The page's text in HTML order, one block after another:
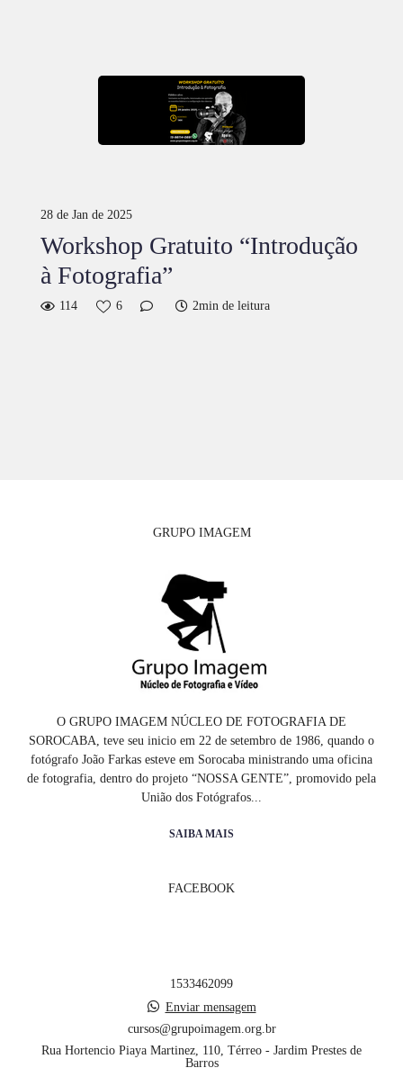
28 de Jan de 2025
Workshop Gratuito “Introdução
à Fotografia”
114 6 2min de leitura
GRUPO IMAGEM
O GRUPO IMAGEM NÚCLEO DE FOTOGRAFIA DE
SOROCABA, teve seu inicio em 22 de setembro de 1986, quando o
fotógrafo João Farkas esteve em Sorocaba ministrando uma oficina
de fotografia, dentro do projeto “NOSSA GENTE”, promovido pela
União dos Fotógrafos...
SAIBA MAIS
FACEBOOK
1533462099
Enviar mensagem
cursos@grupoimagem.org.br
Rua Hortencio Piaya Martinez, 110, Térreo - Jardim Prestes de
Barros